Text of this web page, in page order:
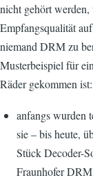
nicht gehört
Empfangsqualität
niemand DRM zu
Musterbeispiel für
Räder gekommen ist:
anfangs wurden
sie – bis heute,
Stück Decoder-
Fraunhofer